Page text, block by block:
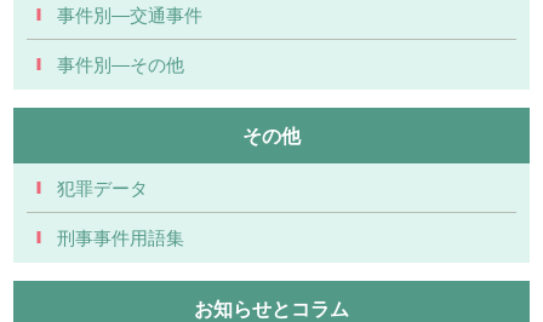
事件別―交通事件
事件別―その他
その他
犯罪データ
刑事事件用語集
お知らせとコラム